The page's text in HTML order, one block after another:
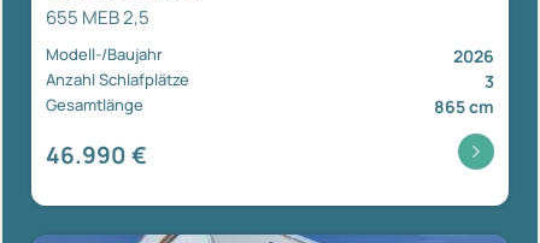
655 MEB 2,5
Modell-/Baujahr 2026
Anzahl Schlafplätze 3
Gesamtlänge 865 cm
46.990 €